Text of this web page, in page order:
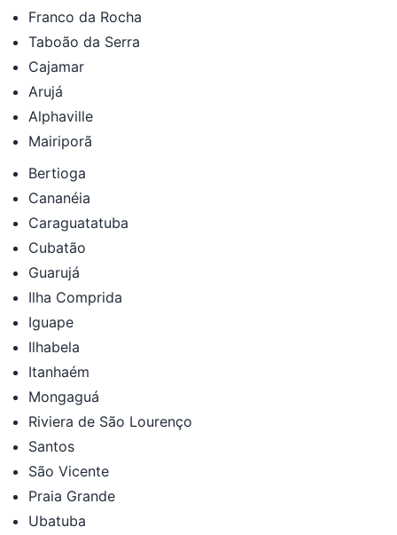
Franco da Rocha
Taboão da Serra
Cajamar
Arujá
Alphaville
Mairiporã
Bertioga
Cananéia
Caraguatatuba
Cubatão
Guarujá
Ilha Comprida
Iguape
Ilhabela
Itanhaém
Mongaguá
Riviera de São Lourenço
Santos
São Vicente
Praia Grande
Ubatuba